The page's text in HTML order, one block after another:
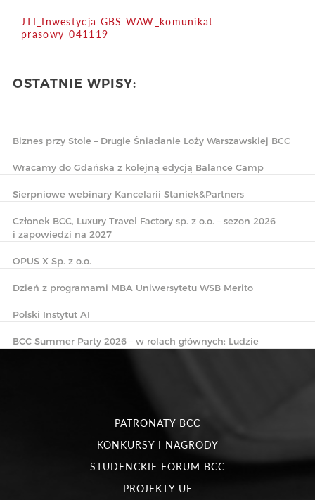
OSTATNIE WPISY:
Biznes przy Stole – Drugie Śniadanie Loży Warszawskiej BCC
Wracamy do Gdańska z kolejną edycją Balance Camp
Sierpniowe webinary Kancelarii Staniek&Partners
Członek BCC, Luxury Travel Factory sp. z o.o. – sezon 2026
i zapowiedzi na 2027
OPUS X Sp. z o.o.
Dzień z programami MBA Uniwersytetu WSB Merito
Polski Instytut AI
BCC Summer Party 2026 – w rolach głównych: Ludzie
JTI_Inwestycja GBS WAW_komunikat
prasowy_041119
PATRONATY BCC
KONKURSY I NAGRODY
STUDENCKIE FORUM BCC
PROJEKTY UE